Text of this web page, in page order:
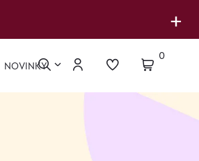
+
NOVINKY
0